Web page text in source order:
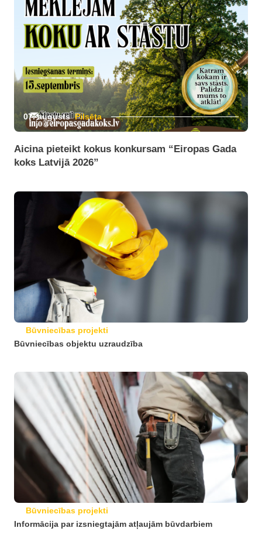
07. augusts Pilsēta
Aicina pieteikt kokus konkursam “Eiropas Gada
koks Latvijā 2026”
Būvniecības projekti
Būvniecības objektu uzraudzība
Būvniecības projekti
Informācija par izsniegtajām atļaujām būvdarbiem